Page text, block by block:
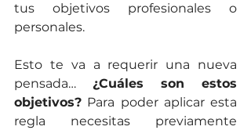
tus objetivos profesionales o
personales.
Esto te va a requerir una nueva
pensada… ¿Cuáles son estos
objetivos? Para poder aplicar esta
regla necesitas previamente